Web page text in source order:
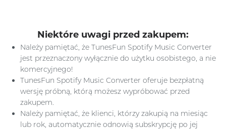
Niektóre uwagi przed zakupem:
Należy pamiętać, że TunesFun Spotify Music Converter
jest przeznaczony wyłącznie do użytku osobistego, a nie
komercyjnego!
TunesFun Spotify Music Converter oferuje bezpłatną
wersję próbną, którą możesz wypróbować przed
zakupem.
Należy pamiętać, że klienci, którzy zakupią na miesiąc
lub rok, automatycznie odnowią subskrypcję po jej